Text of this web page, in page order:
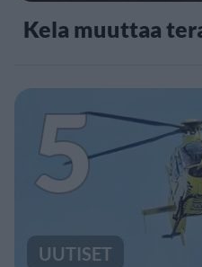
Kela muuttaa
5
UUTISET